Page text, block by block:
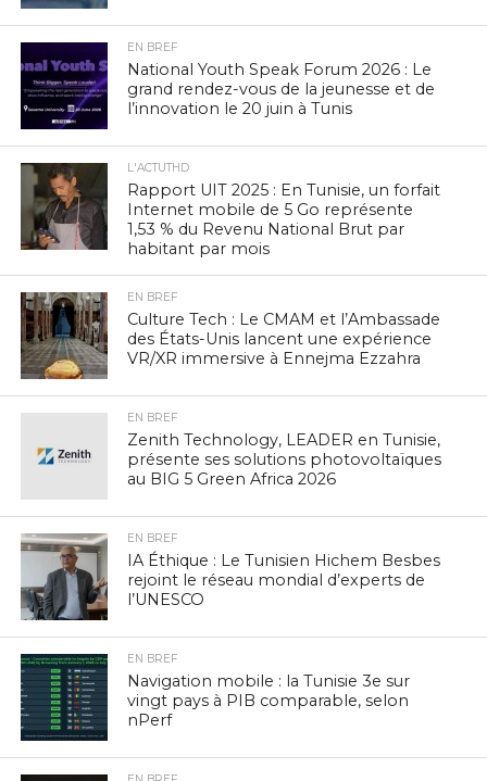
EN BREF
National Youth Speak Forum 2026 : Le
grand rendez-vous de la jeunesse et de
l’innovation le 20 juin à Tunis
L'ACTUTHD
Rapport UIT 2025 : En Tunisie, un forfait
Internet mobile de 5 Go représente
1,53 % du Revenu National Brut par
habitant par mois
EN BREF
Culture Tech : Le CMAM et l’Ambassade
des États-Unis lancent une expérience
VR/XR immersive à Ennejma Ezzahra
EN BREF
Zenith Technology, LEADER en Tunisie,
présente ses solutions photovoltaïques
au BIG 5 Green Africa 2026
EN BREF
IA Éthique : Le Tunisien Hichem Besbes
rejoint le réseau mondial d’experts de
l’UNESCO
EN BREF
Navigation mobile : la Tunisie 3e sur
vingt pays à PIB comparable, selon
nPerf